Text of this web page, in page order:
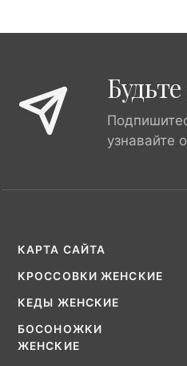
узнавайте
КАРТА САЙТА
КРОССОВКИ ЖЕНСКИЕ
КЕДЫ ЖЕНСКИЕ
БОСОНОЖКИ
ЖЕНСКИЕ